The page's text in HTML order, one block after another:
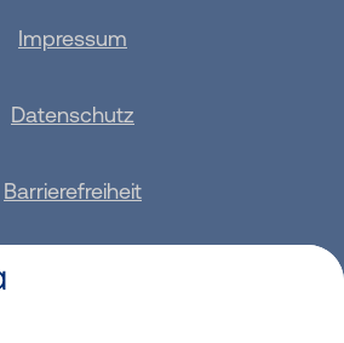
Impressum
Datenschutz
Barrierefreiheit